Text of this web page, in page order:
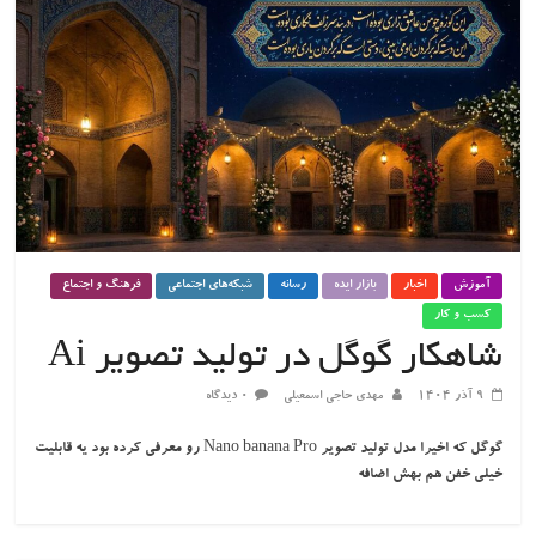
آموزش اخبار بازار ایده رسانه شبکه‌های اجتماعی فرهنگ و اجتماع
کسب و کار
شاهکار گوگل در تولید تصویر Ai
۹ آذر ۱۴۰۴ مهدی حاجی اسمعیلی ۰ دیدگاه
گوگل که اخیرا مدل تولید تصویر Nano banana Pro رو معرفی کرده بود یه قابلیت
خیلی خفن هم بهش اضافه